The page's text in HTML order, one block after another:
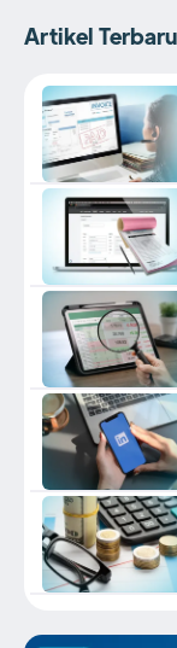
Artikel Terbaru